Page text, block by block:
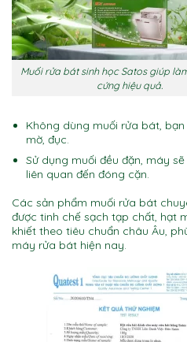
Muối rửa bát sinh học Satos giúp
cứng hiệu quả.
Không dùng muối rửa bát,
mờ, đục.
Sử dụng muối đều đặn, máy
liên quan đến đóng cặn.
Các sản phẩm muối rửa bát
được tinh chế sạch tạp chất, hạt
khiết theo tiêu chuẩn châu Âu,
máy rửa bát hiện nay.